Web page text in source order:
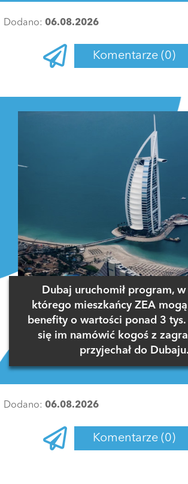
Dodano: 06.08.2026
Komentarze (0)
Dubaj uruchomił program,
którego mieszkańcy ZEA
benefity o wartości ponad 3 tys.
się im namówić kogoś z
przyjechał do Dubaju.
Dodano: 06.08.2026
Komentarze (0)